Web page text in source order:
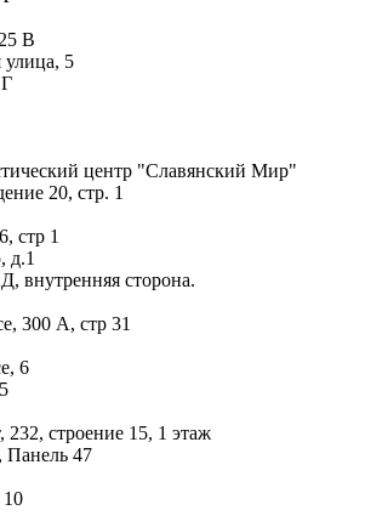
В
улица, 5
центр "Славянский Мир"
20, стр. 1
стр 1
д.1
внутренняя сторона.
300 А, стр 31
6
232, строение 15, 1 этаж
Панель 47
10